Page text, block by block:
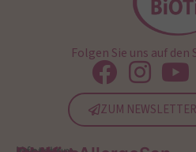
Folgen Sie uns auf den
ZUM